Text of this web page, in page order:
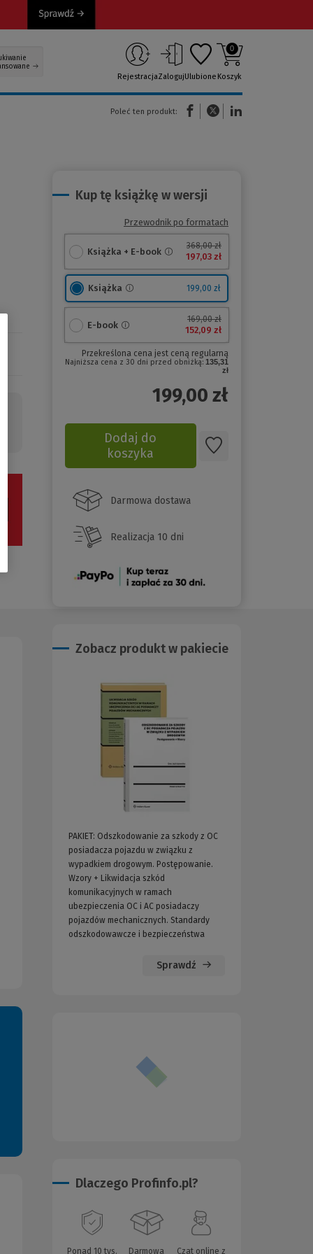
RejestracjaZalogujUlubione
0
Koszyk
Poleć ten produkt:
(Nowe okno)(Link do innej strony)
Kup tę książkę w wersji
Przewodnik po formatach
Książka + E-book
368,00 zł
197,03 zł
Książka 199,00 zł
E-book
169,00 zł
152,09 zł
Przekreślona cena jest ceną regularną
Najniższa cena z 30 dni przed obniżką: 135,31
zł
199,00 zł
Dodaj do
koszyka
Darmowa dostawa
Realizacja 10 dni
(Nowe
Zobacz produkt w pakiecie
PAKIET: Odszkodowanie za szkody z OC
posiadacza pojazdu w związku z
wypadkiem drogowym. Postępowanie.
Wzory + Likwidacja szkód
komunikacyjnych w ramach
ubezpieczenia OC i AC posiadaczy
pojazdów mechanicznych. Standardy
odszkodowawcze i bezpieczeństwa
Sprawdź
Dlaczego Profinfo.pl?
Ponad 10 tys.
Darmowa
Czat online z